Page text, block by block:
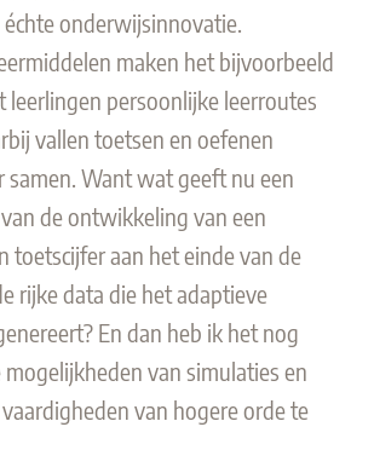
onderwijsinnovatie.
maken het bijvoorbeeld
leerlingen persoonlijke leerroutes
vallen toetsen en oefenen
samen. Want wat geeft nu een
de ontwikkeling van een
toetscijfer aan het einde van de
rijke data die het adaptieve
En dan heb ik het nog
van simulaties en
van hogere orde te